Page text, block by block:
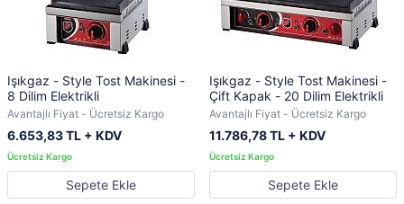
Işıkgaz - Style Tost Makinesi -
8 Dilim Elektrikli
Avantajlı Fiyat - Ücretsiz Kargo
6.653,83 TL + KDV
Sepete Ekle
Işıkgaz - Style Tost Makinesi -
Çift Kapak - 20 Dilim Elektrikli
Avantajlı Fiyat - Ücretsiz Kargo
11.786,78 TL + KDV
Sepete Ekle